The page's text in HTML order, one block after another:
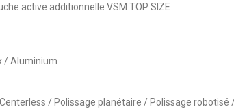
active additionnelle VSM TOP SIZE
/ Aluminium
/ Polissage planétaire / Polissage robotisé